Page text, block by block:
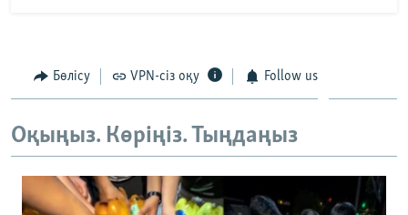
Бөлісу VPN-сіз оқу Follow us
Оқыңыз. Көріңіз. Тыңдаңыз